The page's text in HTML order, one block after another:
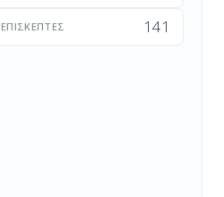
ΕΠΙΣΚΈΠΤΕΣ 141